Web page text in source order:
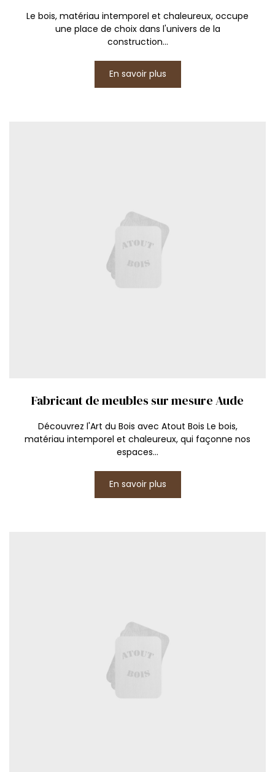
Le bois, matériau intemporel et chaleureux, occupe
une place de choix dans l'univers de la
construction...
En savoir plus
Fabricant de meubles sur mesure Aude
Découvrez l'Art du Bois avec Atout Bois Le bois,
matériau intemporel et chaleureux, qui façonne nos
espaces...
En savoir plus